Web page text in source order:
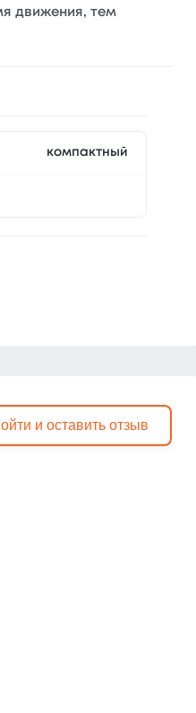
движения, тем
компактный
и оставить отзыв